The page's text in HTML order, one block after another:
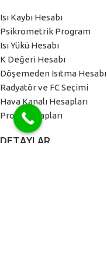
Isı Kaybı Hesabı
Psikrometrik Program
Isı Yükü Hesabı
K Değeri Hesabı
Döşemeden Isıtma Hesabı
Radyatör ve FC Seçimi
Hava Kanalı Hesapları
Proje Hesapları
DETAYLAR